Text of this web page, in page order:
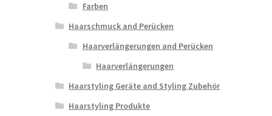
Farben
Haarschmuck and Perücken
Haarverlängerungen and Perücken
Haarverlängerungen
Haarstyling Geräte and Styling Zubehör
Haarstyling Produkte